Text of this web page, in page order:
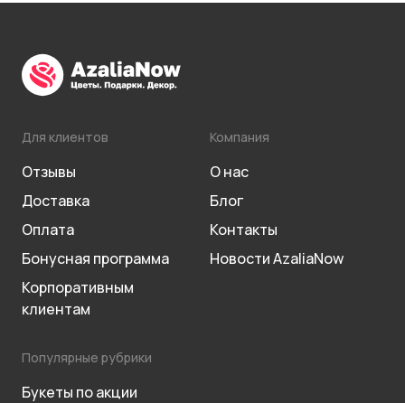
Для клиентов
Отзывы
Доставка
Оплата
Бонусная программа
Корпоративным
клиентам
Компания
О нас
Блог
Контакты
Новости AzaliaNow
Популярные рубрики
Букеты по акции